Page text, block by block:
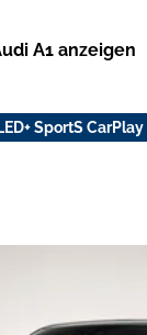
A1 anzeigen
SportS